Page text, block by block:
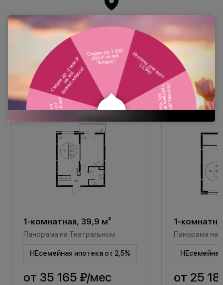
Похожие планировки
1-комнатная, 39,9 м²
Панорама на Театральном
НЕсемейная ипотека от 2,5%
от 35 165 ₽/мес
1-
Панорама на
от 25